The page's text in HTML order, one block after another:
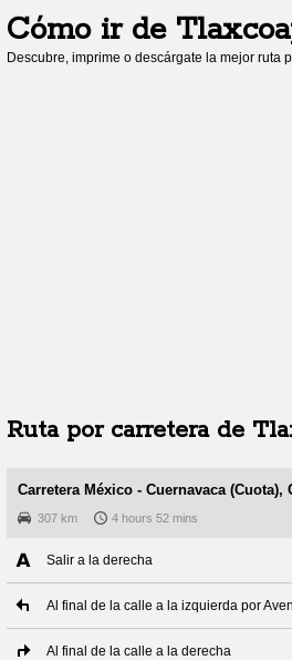
Cómo ir de
Descubre, imprime o descárgate la mejor ruta
Ruta por carretera de
Carretera México - Cuernavaca
307 km 4 hours 52 mins
Salir a la derecha
Al final de la calle a la izquierda por
Al final de la calle a la derecha